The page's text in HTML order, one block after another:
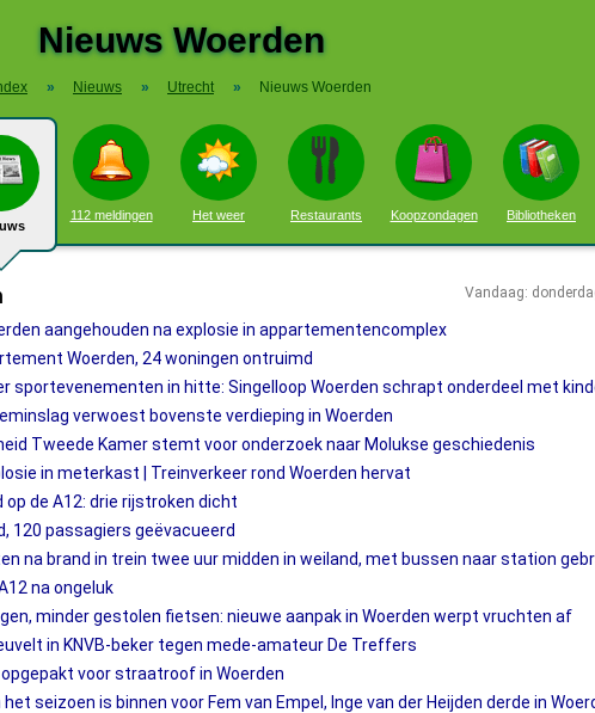
Nieuws Woerden
» Nieuws » Utrecht » Nieuws Woerden
112 meldingen Het weer Restaurants Koopzondagen Bibliotheken
Vandaag:
aangehouden na explosie in appartementencomplex
Woerden, 24 woningen ontruimd
sportevenementen in hitte: Singelloop Woerden schrapt onderdeel met
verwoest bovenste verdieping in Woerden
Tweede Kamer stemt voor onderzoek naar Molukse geschiedenis
in meterkast | Treinverkeer rond Woerden hervat
op de A12: drie rijstroken dicht
120 passagiers geëvacueerd
na brand in trein twee uur midden in weiland, met bussen naar station
na ongeluk
minder gestolen fietsen: nieuwe aanpak in Woerden werpt vruchten af
in KNVB-beker tegen mede-amateur De Treffers
voor straatroof in Woerden
seizoen is binnen voor Fem van Empel, Inge van der Heijden derde in